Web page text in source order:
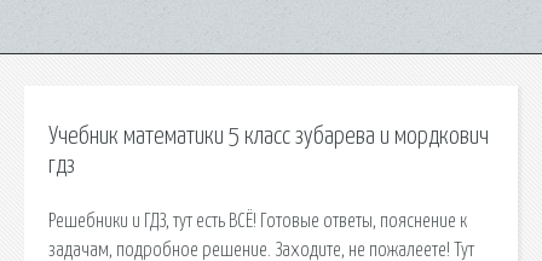
Учебник математики 5 класс зубарева и мордкович
гдз
Решебники и ГДЗ, тут есть ВСЁ! Готовые ответы, пояснение к
задачам, подробное решение. Заходите, не пожалеете! Тут